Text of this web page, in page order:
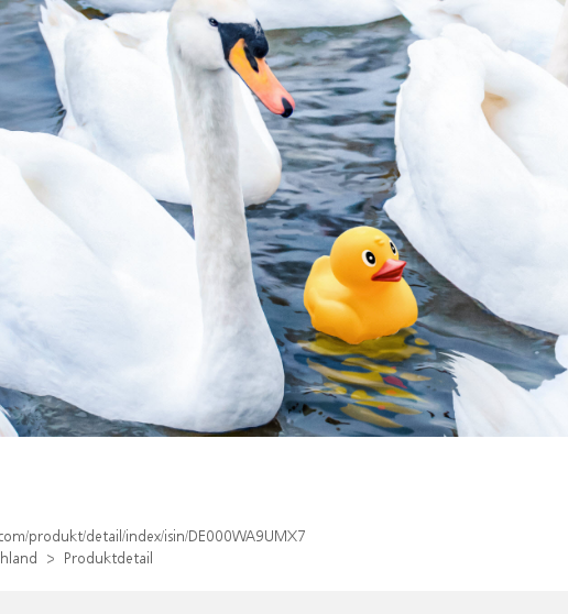
produkt/detail/index/isin/DE000WA9UMX7
Produktdetail